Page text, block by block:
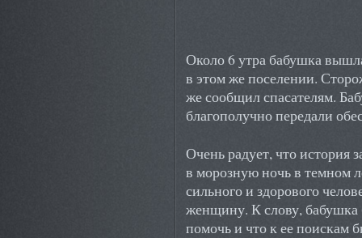
Около 6 утра бабушка
в этом же поселении.
же сообщил спасателям.
благополучно передали
Очень радует, что история
в морозную ночь в темном
сильного и здорового
женщину. К слову, бабушка
помочь и что к ее поискам